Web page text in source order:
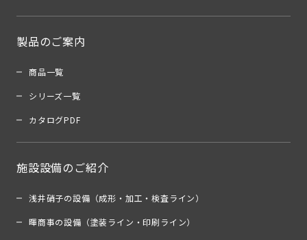
製品のご案内
商品一覧
シリーズ一覧
カタログPDF
施設設備のご紹介
浅井硝子の設備（成形・加工・検査ライン）
暉商事の設備（塗装ライン・印刷ライン）